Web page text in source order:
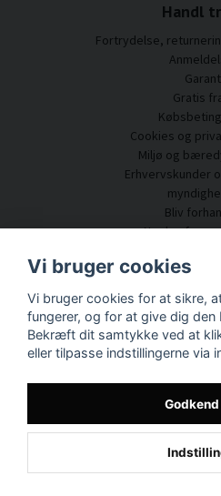
Handl
Fortrydelse,
Gratis
Cookies og
Miljø og
Erhvervskunder
Bliv
Nogle af
Akustisk
Montering og
Spørgsmål
Spor din
Vi bruger cookies
Vi bruger cookies for at sikre,
fungerer, og for at give dig den
Bekræft dit samtykke ved at
eller tilpasse indstillingerne via